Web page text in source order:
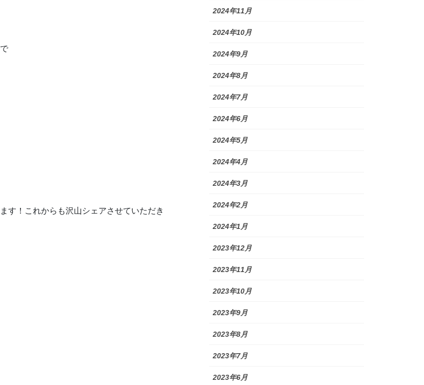
す！これからも沢山シェアさせていただき
2024年11月
2024年10月
2024年9月
2024年8月
2024年7月
2024年6月
2024年5月
2024年4月
2024年3月
2024年2月
2024年1月
2023年12月
2023年11月
2023年10月
2023年9月
2023年8月
2023年7月
2023年6月